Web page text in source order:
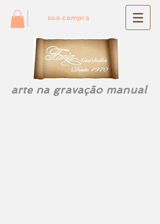
sua compra
arte na gravação manual